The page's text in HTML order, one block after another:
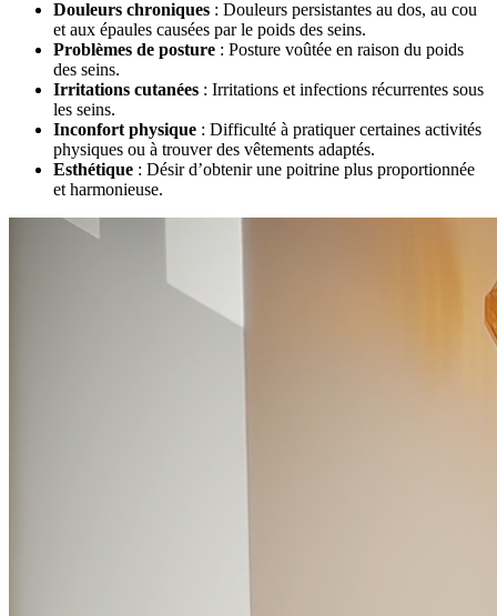
Douleurs chroniques : Douleurs persistantes au dos, au cou
et aux épaules causées par le poids des seins.
Problèmes de posture : Posture voûtée en raison du poids
des seins.
Irritations cutanées : Irritations et infections récurrentes sous
les seins.
Inconfort physique : Difficulté à pratiquer certaines activités
physiques ou à trouver des vêtements adaptés.
Esthétique : Désir d’obtenir une poitrine plus proportionnée
et harmonieuse.